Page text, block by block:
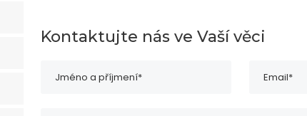
Kontaktujte nás ve Vaší věci